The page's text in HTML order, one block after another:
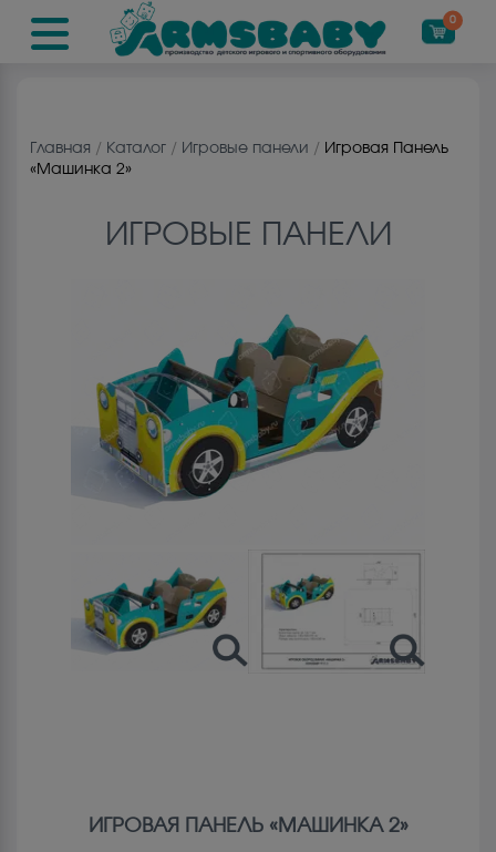
0
Главная / Каталог / Игровые панели / Игровая Панель
«Машинка 2»
ИГРОВЫЕ ПАНЕЛИ
ИГРОВАЯ ПАНЕЛЬ «МАШИНКА 2»